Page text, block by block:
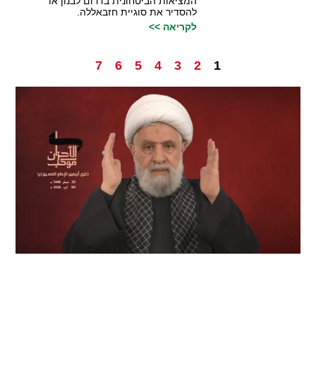
להסדיר את סוגיית חזבאללה.
לקריאה >>
1
2
3
4
5
6
7